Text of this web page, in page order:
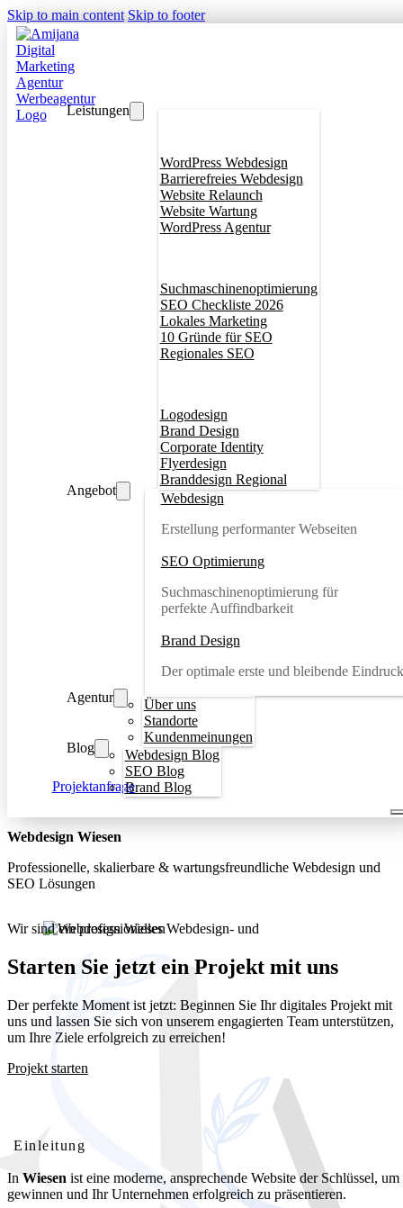
Skip to main content Skip to footer
Leistungen
WordPress Webdesign
Barrierefreies Webdesign
Website Relaunch
Website Wartung
WordPress Agentur
Suchmaschinenoptimierung
SEO Checkliste 2026
Lokales Marketing
10 Gründe für SEO
Regionales SEO
Logodesign
Brand Design
Corporate Identity
Flyerdesign
Branddesign Regional
Angebot
Webdesign
Erstellung performanter Webseiten
SEO Optimierung
Suchmaschinenoptimierung für
perfekte Auffindbarkeit
Brand Design
Der optimale erste und bleibende Eindruck
Agentur
Über uns
Standorte
Kundenmeinungen
Blog
Webdesign Blog
SEO Blog
Brand Blog
Projektanfrage
Webdesign Wiesen
Professionelle, skalierbare & wartungsfreundliche Webdesign und
SEO Lösungen
Wir sind ein professionelles Webdesign- und
und kostengünstige Webdesignlösungen
Starten Sie jetzt ein Projekt mit uns
Der perfekte Moment ist jetzt: Beginnen Sie Ihr digitales Projekt mit
uns und lassen Sie sich von unserem engagierten Team unterstützen,
um Ihre Ziele erfolgreich zu erreichen!
Projekt starten
Webdesign Wiesen: Ihre professionelle Website für lokalen
Einleitung
In Wiesen ist eine moderne, ansprechende Website der Schlüssel,
gewinnen und Ihr Unternehmen erfolgreich zu präsentieren.